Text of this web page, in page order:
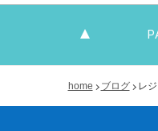
home ブログ レ